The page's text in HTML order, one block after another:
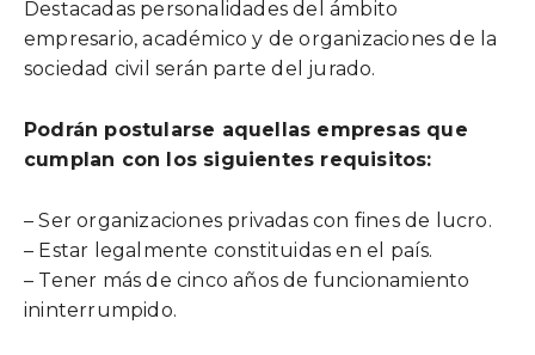
Destacadas personalidades del ámbito
empresario, académico y de organizaciones de la
sociedad civil serán parte del jurado.
Podrán postularse aquellas empresas que
cumplan con los siguientes requisitos:
– Ser organizaciones privadas con fines de lucro.
– Estar legalmente constituidas en el país.
– Tener más de cinco años de funcionamiento
ininterrumpido.